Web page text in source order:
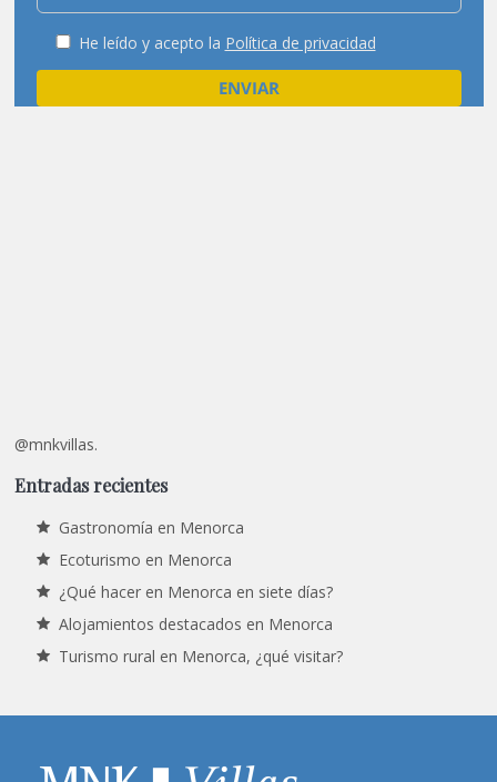
He leído y acepto la Política de privacidad
@mnkvillas.
Entradas recientes
Gastronomía en Menorca
Ecoturismo en Menorca
¿Qué hacer en Menorca en siete días?
Alojamientos destacados en Menorca
Turismo rural en Menorca, ¿qué visitar?